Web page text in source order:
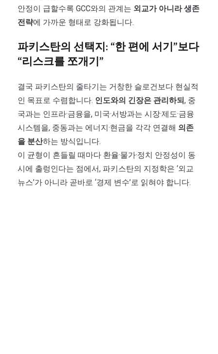
안정이 급할수록 GCC와의 관계는 외교가 아니라 생존
전략에 가까운 형태로 강화됩니다.
파키스탄의 선택지: “한 편에 서기”보다
“리스크를 쪼개기”
결국 파키스탄의 줄타기는 거창한 슬로건보다 현실적
인 목표로 수렴합니다. 인도와의 긴장은 관리하되, 중
국과는 인프라·금융을, 미국·서방과는 시장·제도·금융
시스템을, 중동과는 에너지·현금을 각각 연결해 의존
을 분산하는 방식입니다.
이 균형이 흔들릴 때마다 환율·물가·정치 안정성이 동
시에 출렁인다는 점에서, 파키스탄의 지정학은 ‘외교
뉴스’가 아니라 곧바로 ‘경제 변수’로 읽혀야 합니다.